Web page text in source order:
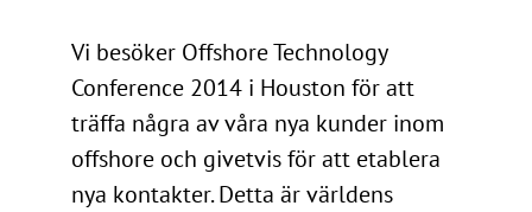
Vi besöker Offshore Technology
Conference 2014 i Houston för att
träffa några av våra nya kunder inom
offshore och givetvis för att etablera
nya kontakter. Detta är världens